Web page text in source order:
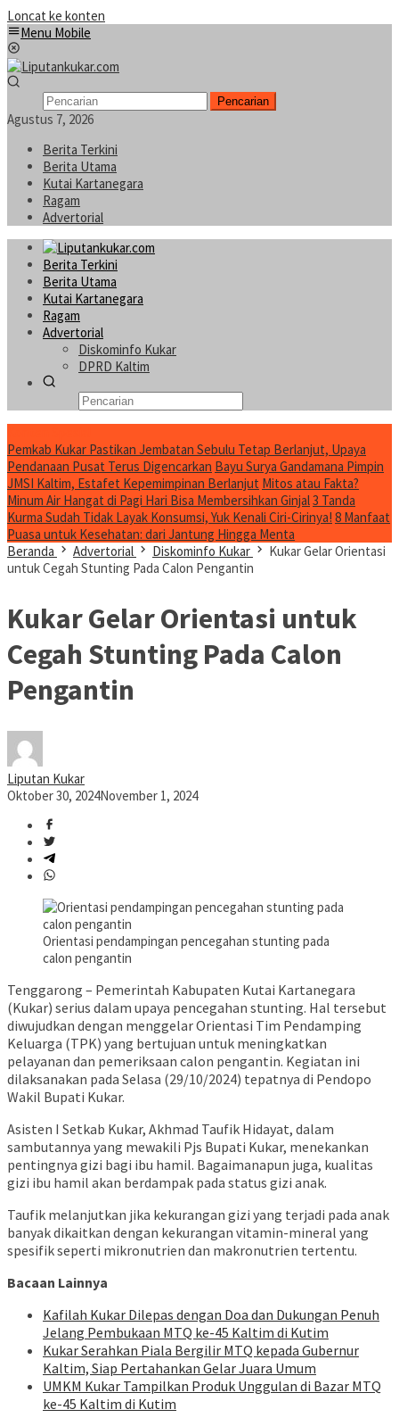
Loncat ke konten
Menu Mobile
Pencarian
Agustus 7, 2026
Berita Terkini
Berita Utama
Kutai Kartanegara
Ragam
Advertorial
Berita Terkini
Berita Utama
Kutai Kartanegara
Ragam
Advertorial
Diskominfo Kukar
DPRD Kaltim
Pemkab Kukar Pastikan Jembatan Sebulu Tetap Berlanjut, Upaya
Pendanaan Pusat Terus Digencarkan Bayu Surya Gandamana Pimpin
JMSI Kaltim, Estafet Kepemimpinan Berlanjut Mitos atau Fakta?
Minum Air Hangat di Pagi Hari Bisa Membersihkan Ginjal3 Tanda
Kurma Sudah Tidak Layak Konsumsi, Yuk Kenali Ciri-Cirinya! 8 Manfaat
Puasa untuk Kesehatan: dari Jantung Hingga Menta
Beranda
Advertorial Diskominfo Kukar
Kukar Gelar Orientasi
untuk Cegah Stunting Pada Calon Pengantin
Kukar Gelar Orientasi untuk
Cegah Stunting Pada Calon
Pengantin
Liputan Kukar
Oktober 30, 2024November 1, 2024
Orientasi pendampingan pencegahan stunting pada
calon pengantin
Tenggarong – Pemerintah Kabupaten Kutai Kartanegara
(Kukar) serius dalam upaya pencegahan stunting. Hal tersebut
diwujudkan dengan menggelar Orientasi Tim Pendamping
Keluarga (TPK) yang bertujuan untuk meningkatkan
pelayanan dan pemeriksaan calon pengantin. Kegiatan ini
dilaksanakan pada Selasa (29/10/2024) tepatnya di Pendopo
Wakil Bupati Kukar.
Asisten I Setkab Kukar, Akhmad Taufik Hidayat, dalam
sambutannya yang mewakili Pjs Bupati Kukar, menekankan
pentingnya gizi bagi ibu hamil. Bagaimanapun juga, kualitas
gizi ibu hamil akan berdampak pada status gizi anak.
Taufik melanjutkan jika kekurangan gizi yang terjadi pada anak
banyak dikaitkan dengan kekurangan vitamin-mineral yang
spesifik seperti mikronutrien dan makronutrien tertentu.
Bacaan Lainnya
Kafilah Kukar Dilepas dengan Doa dan Dukungan Penuh
Jelang Pembukaan MTQ ke-45 Kaltim di Kutim
Kukar Serahkan Piala Bergilir MTQ kepada Gubernur
Kaltim, Siap Pertahankan Gelar Juara Umum
UMKM Kukar Tampilkan Produk Unggulan di Bazar MTQ
ke-45 Kaltim di Kutim